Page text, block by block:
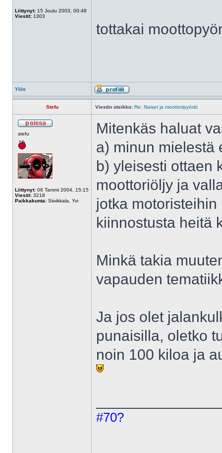
Liittynyt: 15 Joulu 2003, 00:48
Viestit: 1303
tottakai
Ylös
Stefu Viestin otsikko: Re: Naiset ja moottoripyörät
stefu
Liittynyt: 06 Tammi 2004, 15:15
Viestit: 3218
Paikkakunta: Siivikkala, Yvi
Mitenkäs haluat
a) minun mielestä
b) yleisesti ottaen
moottoriöljy ja
jotka
kiinnostusta heitä
Minkä takia
vapauden
Ja jos olet
punaisilla, oletko
noin 100 kiloa ja
#70?